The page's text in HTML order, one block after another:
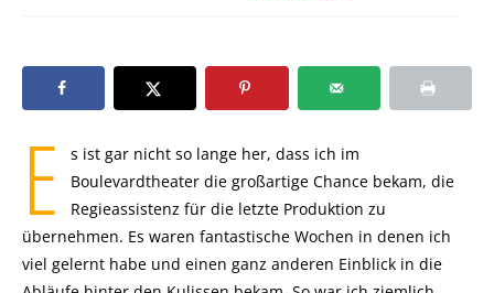
E
s ist gar nicht so lange her, dass ich im
Boulevardtheater die großartige Chance bekam, die
Regieassistenz für die letzte Produktion zu
übernehmen. Es waren fantastische Wochen in denen ich
viel gelernt habe und einen ganz anderen Einblick in die